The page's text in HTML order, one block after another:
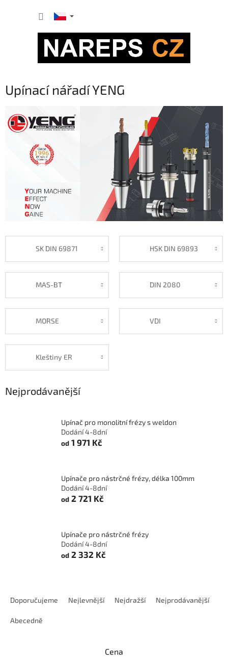
Upínací nářadí YENG
SK DIN 69871 HSK DIN 69893
MAS-BT DIN 2080
MORSE VDI
Kleštiny ER
Nejprodávanější
Upínač pro monolitní frézy s weldon
Dodání 4-8dní
od 1 971 Kč
Upínače pro nástrčné frézy, délka 100mm
Dodání 4-8dní
od 2 721 Kč
Upínače pro nástrčné frézy
Dodání 4-8dní
od 2 332 Kč
Doporučujeme Nejlevnější Nejdražší Nejprodávanější
Abecedně
Cena